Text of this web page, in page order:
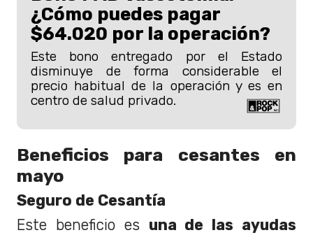
¿Cómo puedes pagar
$64.020 por la operación?
Este bono entregado por el Estado
disminuye de forma considerable el
precio habitual de la operación y es en
centro de salud privado.
Beneficios para cesantes en
mayo
Seguro de Cesantía
Este beneficio es una de las ayudas